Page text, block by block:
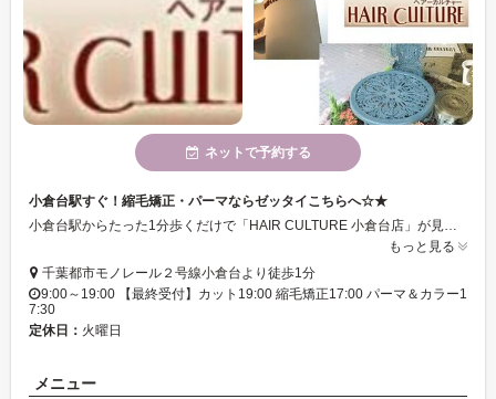
ネットで予約する
小倉台駅すぐ！縮毛矯正・パーマならゼッタイこちらへ☆★
小倉台駅からたった1分歩くだけで「HAIR CULTURE 小倉台店」が見えてきます★店内のスッキリとしていながらも、オシャレな雰囲気はセンスの良さを感じます♪特に縮毛矯正とパーマが得意なので、一度お試しくださいませ☆
もっと見る
千葉都市モノレール２号線小倉台より徒歩1分
9:00～19:00 【最終受付】カット19:00 縮毛矯正17:00 パーマ＆カラー1
7:30
定休日： 火曜日
メニュー